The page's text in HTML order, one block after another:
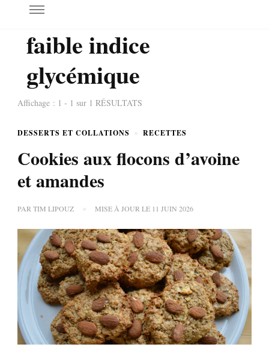
faible indice
glycémique
Affichage : 1 - 1 sur 1 RÉSULTATS
DESSERTS ET COLLATIONS RECETTES
Cookies aux flocons d’avoine
et amandes
PAR TIM LIPOUZ MISE À JOUR LE 11 JUIN 2026